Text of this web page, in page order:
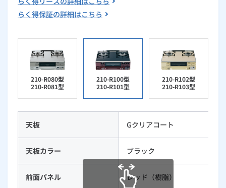
らく得保証の詳細はこちら
210-R080型
210-R081型
210-R100型
210-R101型
210-R102型
210-R103型
天板 Gクリアコート
天板カラー ブラック
前面パネル レッド（樹脂）